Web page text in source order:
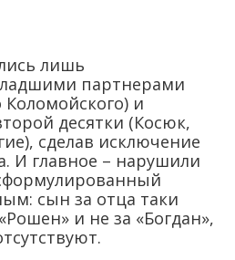
лишь
партнерами
и
десятки (Косюк,
сделав исключение
И главное – нарушили
сын за отца таки
и не за «Богдан»,